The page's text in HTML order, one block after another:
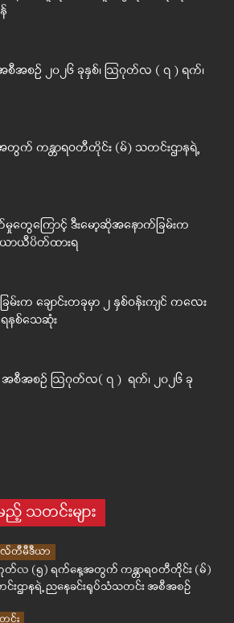
အစီအစဉ် ၂၀၂၆ ခုနှစ်၊ ဩဂုတ်လ ( ၇ ) ရက်၊
ကန္တာရဝတီတိုင်း (မ်) သတင်းဌာနရဲ့
ကြောင့် ဒီးမော့ဆိုအနောက်ခြမ်းက
ယာယီပိတ်ထားရ
းက ချောင်းတခုမှာ ၂ နှစ်ဝန်းကျင် ကလေး
နစ်သေဆုံး
အစီအစဉ် ဩဂုတ်လ( ၇ ) ရက်၊ ၂၀၂၆ ခု
သတင်းများ
လ်တီမီဒီယာ
လ (၅) ရက်နေ့အတွက် ကန္တာရဝတီတိုင်း (မ်)
းဌာနရဲ့ ညနေခင်းရုပ်သံသတင်း အစီအစဉ်
င်း